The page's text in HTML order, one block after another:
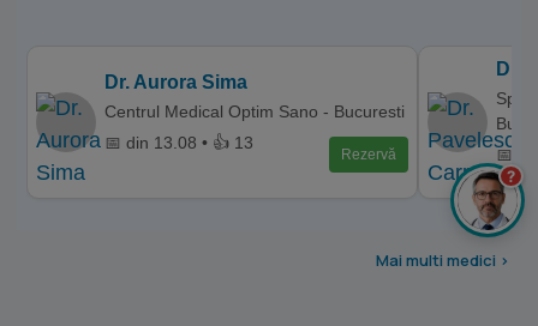
Dr. Aurora Sima
Centrul Medical Optim Sano - Bucuresti
📅 din 13.08 • 👍 13
Rezervă
Dr.
📅
Mai multi medici >
?